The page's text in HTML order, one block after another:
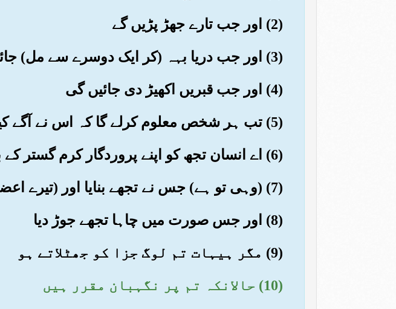
(2) اور جب تارے جھڑ پڑیں گے
(3) اور جب دریا بہہ (کر ایک دوسرے سے مل) جائیں گے
(4) اور جب قبریں اکھیڑ دی جائیں گی
(5) تب ہر شخص معلوم کرلے گا کہ اس نے آگے کیا بھیجا تھا اور پیچھے کیا چھوڑا تھا
(6) اے انسان تجھ کو اپنے پروردگار کرم گستر کے باب میں کس چیز نے دھوکا دیا
(7) (وہی تو ہے) جس نے تجھے بنایا اور (تیرے اعضا کو) ٹھیک کیا اور (تیرے قامت کو) معتدل رکھا
(8) اور جس صورت میں چاہا تجھے جوڑ دیا
(9) مگر ہیہات تم لوگ جزا کو جھٹلاتے ہو
(10) حالانکہ تم پر نگہبان مقرر ہیں